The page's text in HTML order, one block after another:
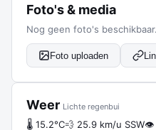
Foto's & media
Nog geen foto's beschikbaar.
Foto uploaden
Weer Lichte regenbui
🌡 15.2°C💨 25.9 km/u SSW👁